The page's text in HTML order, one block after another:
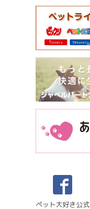
ペット大好き公式